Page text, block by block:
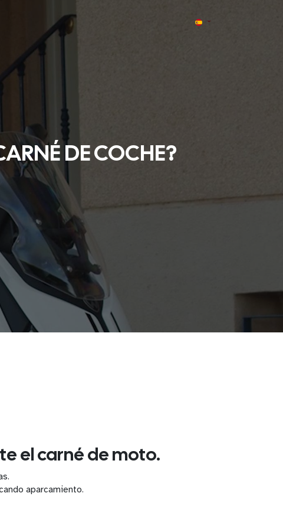
DE COCHE?
el carné de moto.
aparcamiento.